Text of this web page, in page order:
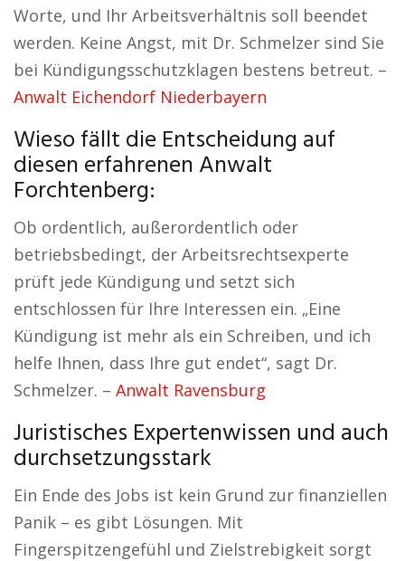
Worte, und Ihr Arbeitsverhältnis soll beendet
werden. Keine Angst, mit Dr. Schmelzer sind Sie
bei Kündigungsschutzklagen bestens betreut. –
Anwalt Eichendorf Niederbayern
Wieso fällt die Entscheidung auf
diesen erfahrenen Anwalt
Forchtenberg:
Ob ordentlich, außerordentlich oder
betriebsbedingt, der Arbeitsrechtsexperte
prüft jede Kündigung und setzt sich
entschlossen für Ihre Interessen ein. „Eine
Kündigung ist mehr als ein Schreiben, und ich
helfe Ihnen, dass Ihre gut endet“, sagt Dr.
Schmelzer. – Anwalt Ravensburg
Juristisches Expertenwissen und auch
durchsetzungsstark
Ein Ende des Jobs ist kein Grund zur finanziellen
Panik – es gibt Lösungen. Mit
Fingerspitzengefühl und Zielstrebigkeit sorgt